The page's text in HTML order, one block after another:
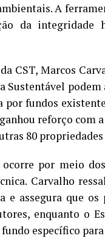
A
da integridade
CST, Marcos
Sustentável
por fundos
reforço com
80
ocorre por meio
Carvalho
e assegura que
enquanto o
específico